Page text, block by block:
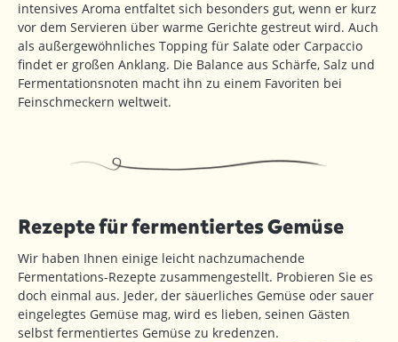
intensives Aroma entfaltet sich besonders gut, wenn er kurz
vor dem Servieren über warme Gerichte gestreut wird. Auch
als außergewöhnliches Topping für Salate oder Carpaccio
findet er großen Anklang. Die Balance aus Schärfe, Salz und
Fermentationsnoten macht ihn zu einem Favoriten bei
Feinschmeckern weltweit.
Rezepte für fermentiertes Gemüse
Wir haben Ihnen einige leicht nachzumachende
Fermentations-Rezepte zusammengestellt. Probieren Sie es
doch einmal aus. Jeder, der säuerliches Gemüse oder sauer
eingelegtes Gemüse mag, wird es lieben, seinen Gästen
selbst fermentiertes Gemüse zu kredenzen.